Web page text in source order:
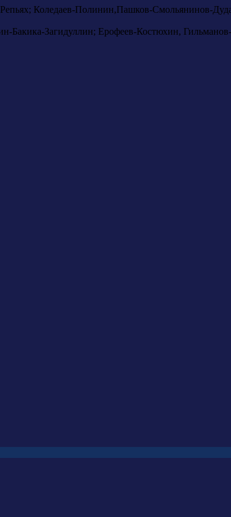
Коледаев-Полинин,Пашков-Смольянинов-
Бакика-Загидуллин; Ерофеев-Костюхин,